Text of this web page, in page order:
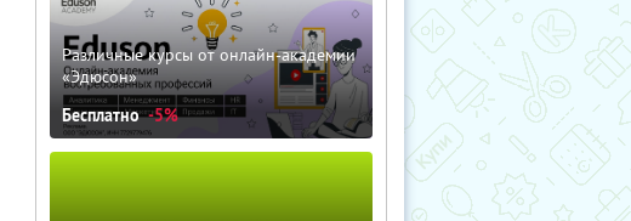
Различные курсы от онлайн-академии
«Эдюсон»
Бесплатно -5%